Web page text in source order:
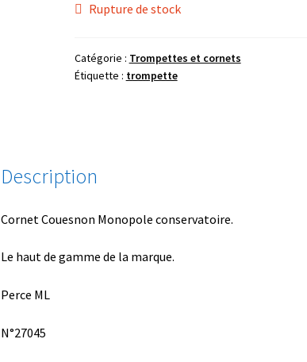
Rupture de stock
Catégorie : Trompettes et cornets
Étiquette : trompette
Description
Cornet Couesnon Monopole conservatoire.
Le haut de gamme de la marque.
Perce ML
N°27045